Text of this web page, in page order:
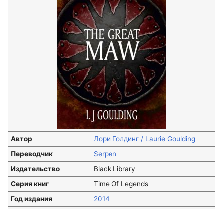
Автор
Лори Голдинг / Laurie Goulding
Переводчик
Serpen
Издательство
Black Library
Серия книг
Time Of Legends
Год издания
2014